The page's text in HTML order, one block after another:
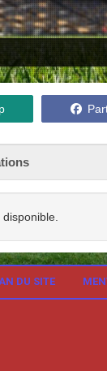
DU SITE